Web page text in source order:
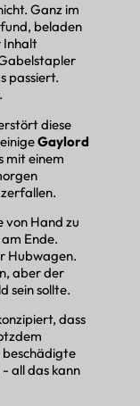
Ganz im
beladen
Inhalt
passiert.
diese
Gaylord
mit einem
von Hand zu
Ende.
Hubwagen.
aber der
sein sollte.
dass
all das kann